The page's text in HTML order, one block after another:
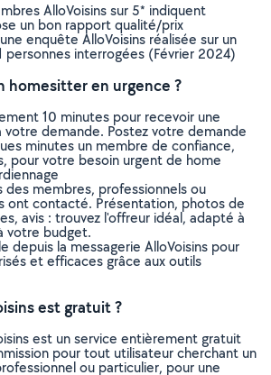
AlloVoisins sur 5* indiquent
un bon rapport qualité/prix
enquête AlloVoisins réalisée sur un
personnes interrogées (Février 2024)
homesitter en urgence ?
10 minutes pour recevoir une
votre demande. Postez votre demande
minutes un membre de confiance,
pour votre besoin urgent de home
des membres, professionnels ou
ont contacté. Présentation, photos de
avis : trouvez l'offreur idéal, adapté à
votre budget.
depuis la messagerie AlloVoisins pour
et efficaces grâce aux outils
est gratuit ?
est un service entièrement gratuit
pour tout utilisateur cherchant un
ou particulier, pour une